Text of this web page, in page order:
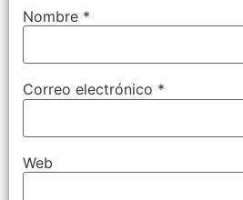
Nombre *
Correo electrónico *
Web